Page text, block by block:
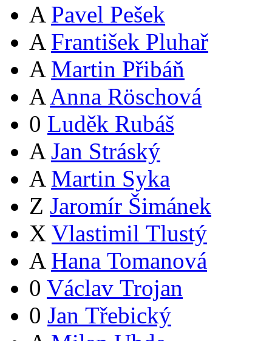
A Pavel Pešek
A František Pluhař
A Martin Přibáň
A Anna Röschová
0 Luděk Rubáš
A Jan Stráský
A Martin Syka
Z Jaromír Šimánek
X Vlastimil Tlustý
A Hana Tomanová
0 Václav Trojan
0 Jan Třebický